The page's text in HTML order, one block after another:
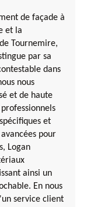
de façade à
et la
Tournemire,
par sa
dans
nous
et de haute
et
pour
Logan
ainsi un
En nous
service client